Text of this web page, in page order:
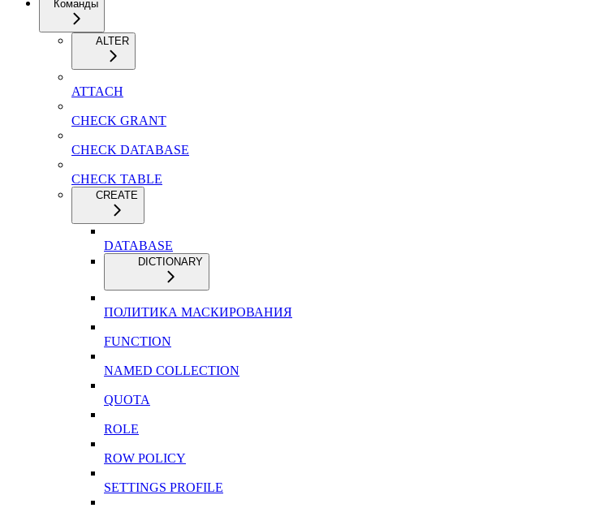
Команды
ALTER
ATTACH
CHECK GRANT
CHECK DATABASE
CHECK TABLE
CREATE
DATABASE
DICTIONARY
ПОЛИТИКА МАСКИРОВАНИЯ
FUNCTION
NAMED COLLECTION
QUOTA
ROLE
ROW POLICY
SETTINGS PROFILE